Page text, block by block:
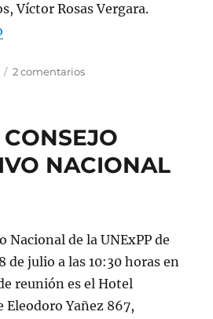
Víctor Rosas Vergara.
2 comentariosen
DEL
15
NACIONAL
Nacional de la UNExPP de
de julio a las 10:30 horas en
reunión es el Hotel
Eleodoro Yañez 867,